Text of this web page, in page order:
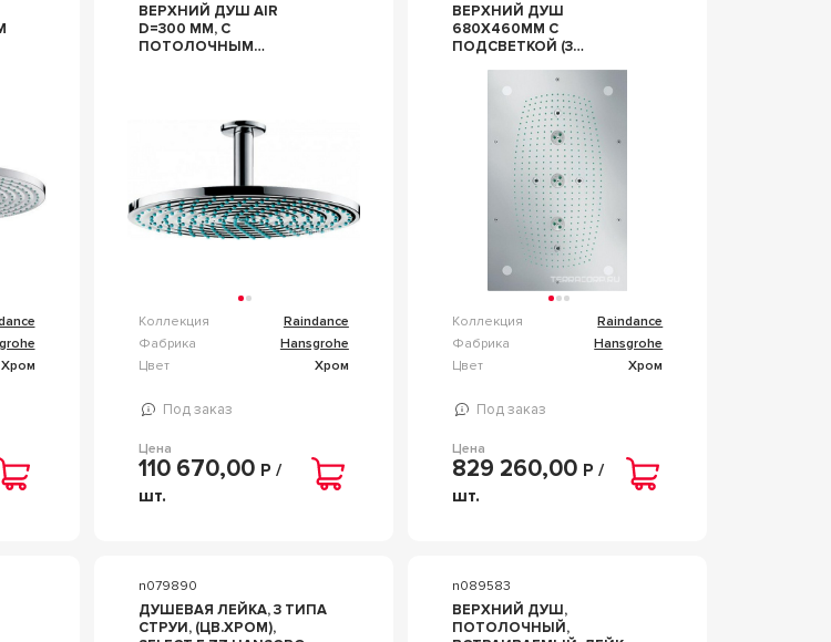
Хром
ВЕРХНИЙ ДУШ AIR
D=300 ММ, C
ПОТОЛОЧНЫМ
RAINDANCE 27494000
Коллекция
Raindance
Фабрика
Hansgrohe
Цвет
Хром
Под заказ
Цена
110 670,00 Р /
шт.
ВЕРХНИЙ ДУШ
680Х460ММ С
ПОДСВЕТКОЙ (3
ВРАЩАЮЩИЕСЯ
ФОРСУНКИ, БЕЗ
СКРЫТОЙ ЧАСТИ
28414180), RAINMAKER
ZZ HANSGROHE
RAINDANCE 28418000
Коллекция
Raindance
Фабрика
Hansgrohe
Цвет
Хром
Под заказ
Цена
829 260,00 Р /
шт.
n079890
ДУШЕВАЯ ЛЕЙКА, 3 ТИПА
СТРУИ, (ЦВ.ХРОМ),
n089583
ВЕРХНИЙ ДУШ,
ПОТОЛОЧНЫЙ,